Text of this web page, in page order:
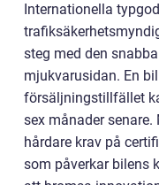
Internationella
steg med den
mjukvarusidan. En
försäljningstillfället
sex månader
hårdare krav på
som påverkar bilens